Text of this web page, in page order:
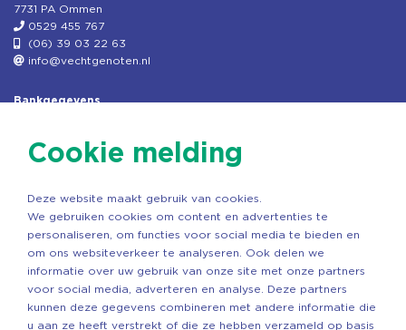
7731 PA Ommen
0529 455 767
(06) 39 03 22 63
info@vechtgenoten.nl
Bankgegevens
Rek.nr: NL85RABO0127579230
Copyright ©2026 Vechtgenoten
Cookie melding
Deze website maakt gebruik van cookies.
We gebruiken cookies om content en advertenties te
personaliseren, om functies voor social media te bieden en
om ons websiteverkeer te analyseren. Ook delen we
informatie over uw gebruik van onze site met onze partners
voor social media, adverteren en analyse. Deze partners
kunnen deze gegevens combineren met andere informatie die
u aan ze heeft verstrekt of die ze hebben verzameld op basis